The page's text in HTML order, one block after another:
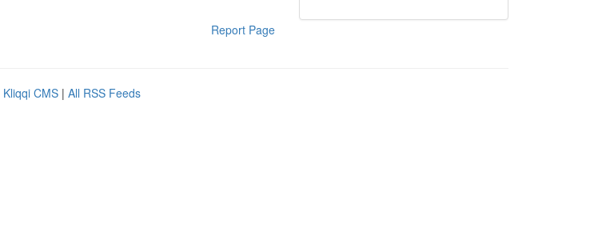
Report Page
Kliqqi CMS | All RSS Feeds